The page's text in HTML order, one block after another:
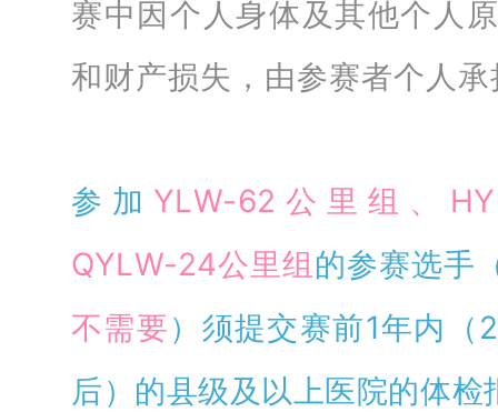
赛中因个人身体及其他个人
和财产损失，由参赛者个人
参加 YLW-62公里组、
QYLW-24公里组 的参赛选手
不需要）须提交赛前1年内
后）的县级及以上医院的体检